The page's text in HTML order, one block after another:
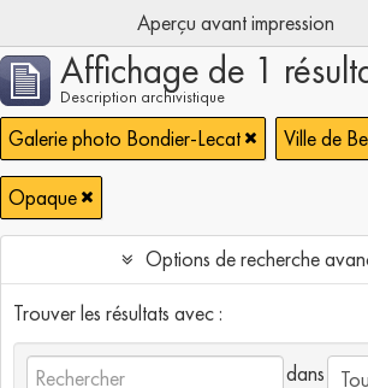
Aperçu avant impression
Affichage de 1
Description archivistique
Galerie photo Bondier-Lecat Ville de
Opaque
Options de recherche
Trouver les résultats avec :
dans